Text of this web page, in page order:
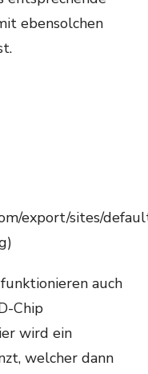
ebensolchen
export/sites/
auch
Chip
wird ein
welcher dann